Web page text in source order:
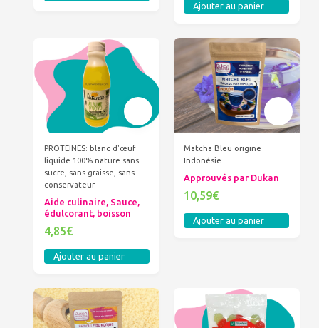
Ajouter au panier
PROTEINES: blanc d'œuf
liquide 100% nature sans
sucre, sans graisse, sans
conservateur
Aide culinaire, Sauce,
édulcorant, boisson
4,85€
Ajouter au panier
Matcha Bleu origine
Indonésie
Approuvés par Dukan
10,59€
Ajouter au panier